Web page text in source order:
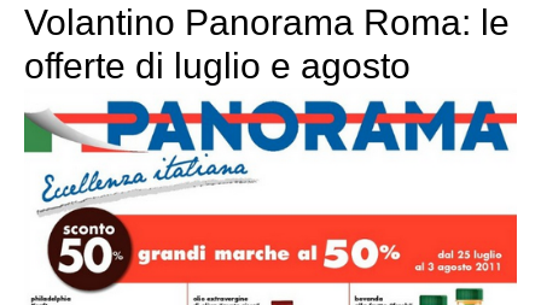
Volantino Panorama Roma: le
offerte di luglio e agosto